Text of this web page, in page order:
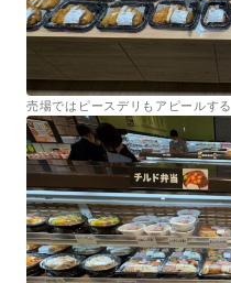
売場ではピースデリもアピールする